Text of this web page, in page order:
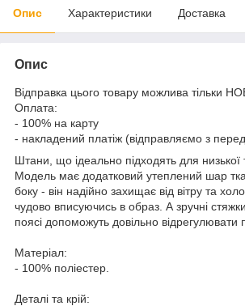
Опис Характеристики Доставка
Опис
Відправка цього товару можлива
Оплата:
- 100% на карту
- накладений платіж (відправляємо з
Штани, що ідеально підходять для низької
Модель має додатковий утеплений шар
боку - він надійно захищає від вітру та
чудово вписуючись в образ. А зручні
поясі допоможуть довільно відрегулювати
Матеріал:
- 100% поліестер.
Деталі та крій: